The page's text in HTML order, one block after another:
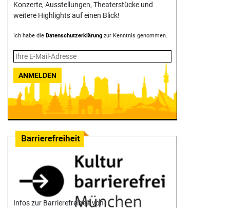
Konzerte, Ausstellungen, Theater­stücke und
weitere Highlights auf einen Blick!
Ich habe die Datenschutzerklärung zur Kenntnis genommen.
ANMELDEN
Infos zur Barrierefreiheit von